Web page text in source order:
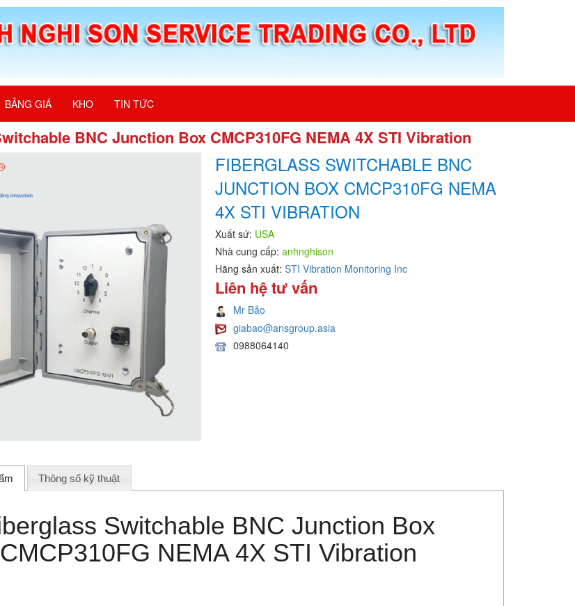
BẢNG GIÁ KHO TIN TỨC
BNC Junction Box CMCP310FG NEMA 4X STI Vibration
FIBERGLASS SWITCHABLE BNC
JUNCTION BOX CMCP310FG NEMA
4X STI VIBRATION
Xuất sứ: USA
Nhà cung cấp: anhnghison
Hãng sản xuất: STI Vibration Monitoring Inc
Liên hệ tư vấn
Mr Bảo
giabao@ansgroup.asia
0988064140
Thông số kỹ thuật
Switchable BNC Junction Box
CMCP310FG NEMA 4X STI Vibration